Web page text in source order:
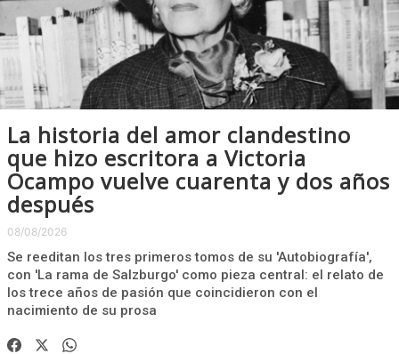
La historia del amor clandestino
que hizo escritora a Victoria
Ocampo vuelve cuarenta y dos años
después
08/08/2026
Se reeditan los tres primeros tomos de su 'Autobiografía',
con 'La rama de Salzburgo' como pieza central: el relato de
los trece años de pasión que coincidieron con el
nacimiento de su prosa